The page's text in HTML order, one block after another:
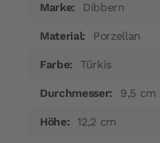
InformationenDibbern
Porzellan
Türkis
9,5 cm
12,2 cm